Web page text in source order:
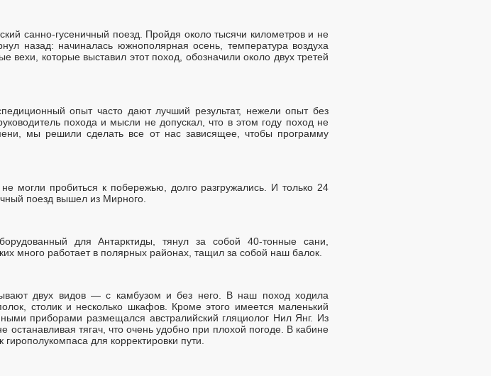
санно-гусеничный поезд. Пройдя около тысячи километров и не
назад: начиналась южнополярная осень, температура воздуха
которые выставил этот поход, обозначили около двух третей
опыт часто дают лучший результат, нежели опыт без
похода и мысли не допускал, что в этом году поход не
мы решили сделать все от нас зависящее, чтобы программу
пробиться к побережью, долго разгружались. И только 24
поезд вышел из Мирного.
для Антарктиды, тянул за собой 40-тонные сани,
много работает в полярных районах, тащил за собой наш балок.
двух видов — с камбузом и без него. В наш поход ходила
столик и несколько шкафов. Кроме этого имеется маленький
приборами размещался австралийский гляциолог Нил Янг. Из
тягач, что очень удобно при плохой погоде. В кабине
для корректировки пути.